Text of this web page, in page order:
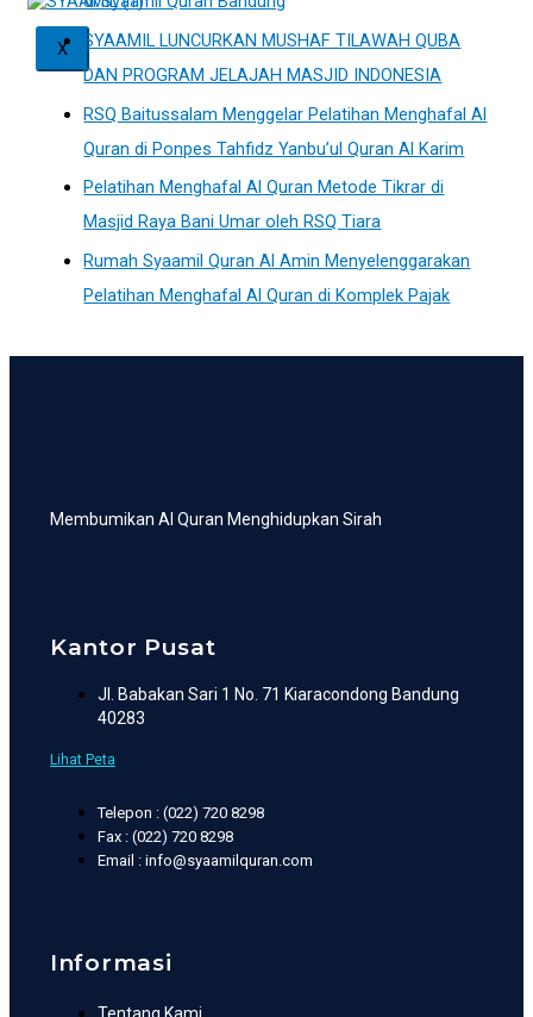
X
SYAAMIL LUNCURKAN MUSHAF TILAWAH QUBA
DAN PROGRAM JELAJAH MASJID INDONESIA
RSQ Baitussalam Menggelar Pelatihan Menghafal Al
Quran di Ponpes Tahfidz Yanbu’ul Quran Al Karim
Pelatihan Menghafal Al Quran Metode Tikrar di
Masjid Raya Bani Umar oleh RSQ Tiara
Rumah Syaamil Quran Al Amin Menyelenggarakan
Pelatihan Menghafal Al Quran di Komplek Pajak
Membumikan Al Quran Menghidupkan Sirah
Kantor Pusat
Jl. Babakan Sari 1 No. 71 Kiaracondong Bandung
40283
Lihat Peta
Telepon : (022) 720 8298
Fax : (022) 720 8298
Email : info@syaamilquran.com
Informasi